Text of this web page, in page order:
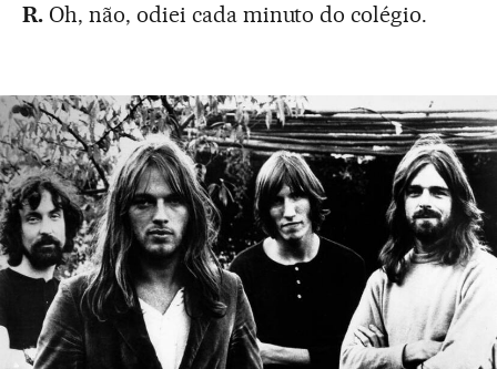
R.Oh, não, odiei cada minuto do colégio.